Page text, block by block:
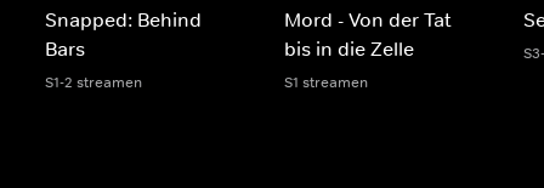
Snapped: Behind
Bars
S1-2 streamen
Mord - Von der Tat
bis in die Zelle
S1 streamen